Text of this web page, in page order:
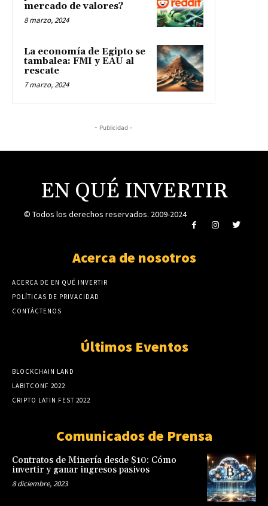
mercado de valores?
8 marzo, 2024
La economía de Egipto se
tambalea: FMI y EAU al
rescate
7 marzo, 2024
- Publicidad -
EN QUÉ INVERTIR
© Todos los derechos reservados. 2009-2024
Acerca de nosotros
ACERCA DE EN QUÉ INVERTIR
POLÍTICAS DE PRIVACIDAD
CONTÁCTENOS
Últimos Eventos
BLOCKCHAIN LAND
LABITCONF 2022
CRIPTO LATIN FEST 2022
Comunicados de Prensa
Contratos de Minería desde $10: Cómo
invertir y ganar ingresos pasivos
8 diciembre, 2023